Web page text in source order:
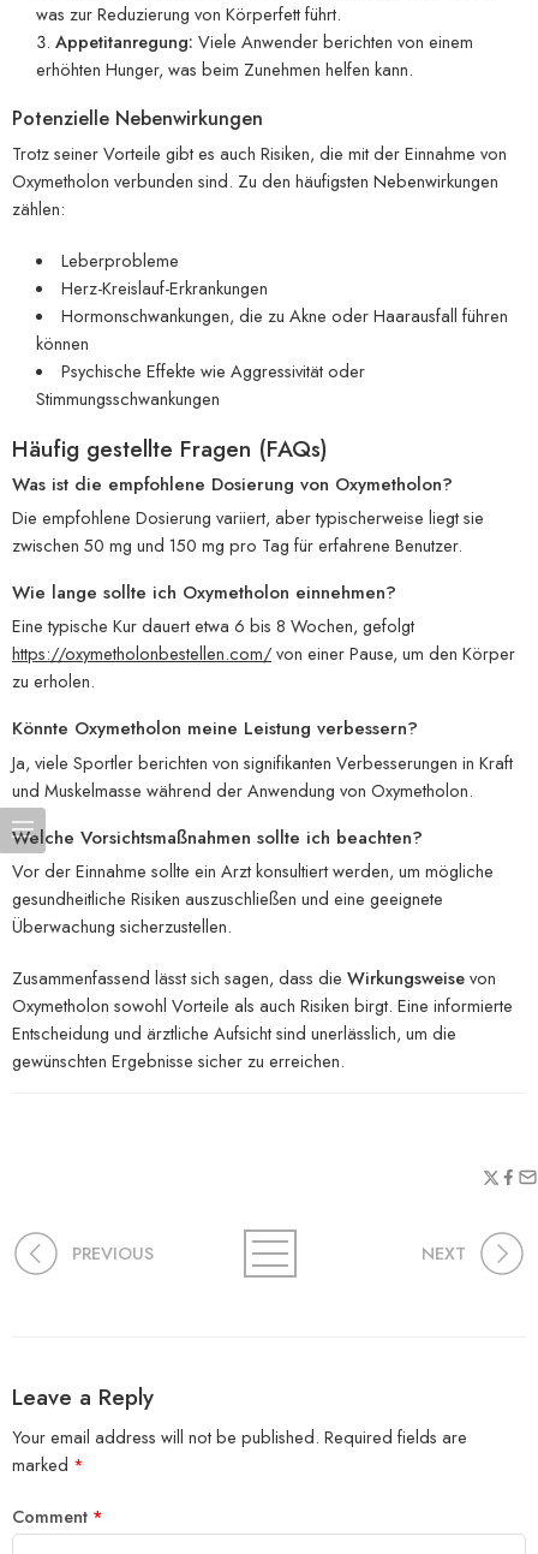
was zur Reduzierung von Körperfett führt.
Appetitanregung: Viele Anwender berichten von einem
erhöhten Hunger, was beim Zunehmen helfen kann.
Potenzielle Nebenwirkungen
Trotz seiner Vorteile gibt es auch Risiken, die mit der Einnahme von
Oxymetholon verbunden sind. Zu den häufigsten Nebenwirkungen
zählen:
Leberprobleme
Herz-Kreislauf-Erkrankungen
Hormonschwankungen, die zu Akne oder Haarausfall führen
können
Psychische Effekte wie Aggressivität oder
Stimmungsschwankungen
Häufig gestellte Fragen (FAQs)
Was ist die empfohlene Dosierung von Oxymetholon?
Die empfohlene Dosierung variiert, aber typischerweise liegt sie
zwischen 50 mg und 150 mg pro Tag für erfahrene Benutzer.
Wie lange sollte ich Oxymetholon einnehmen?
Eine typische Kur dauert etwa 6 bis 8 Wochen, gefolgt
https://oxymetholonbestellen.com/von einer Pause, um den Körper
zu erholen.
Könnte Oxymetholon meine Leistung verbessern?
Ja, viele Sportler berichten von signifikanten Verbesserungen in Kraft
und Muskelmasse während der Anwendung von Oxymetholon.
Welche Vorsichtsmaßnahmen sollte ich beachten?
Vor der Einnahme sollte ein Arzt konsultiert werden, um mögliche
gesundheitliche Risiken auszuschließen und eine geeignete
Überwachung sicherzustellen.
Zusammenfassend lässt sich sagen, dass die Wirkungsweisevon
Oxymetholon sowohl Vorteile als auch Risiken birgt. Eine informierte
Entscheidung und ärztliche Aufsicht sind unerlässlich, um die
gewünschten Ergebnisse sicher zu erreichen.
PREVIOUS NEXT
Leave a Reply
Your email address will not be published. Required fields are
marked *
Comment *